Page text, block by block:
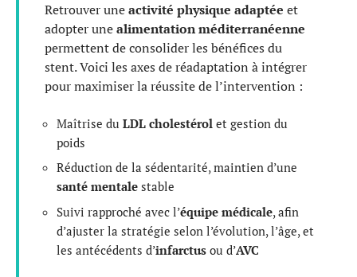
Retrouver uneactivité physique adaptée et
adopter unealimentation méditerranéenne
permettent de consolider les bénéfices du
stent. Voici les axes de réadaptation à intégrer
pour maximiser la réussite de l’intervention :
Maîtrise du LDL cholestérol et gestion du
poids
Réduction de la sédentarité, maintien d’une
santé mentale stable
Suivi rapproché avec l’équipe médicale, afin
d’ajuster la stratégie selon l’évolution, l’âge, et
les antécédents d’infarctus ou d’AVC